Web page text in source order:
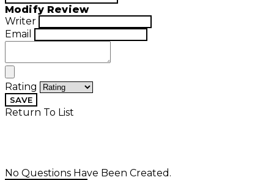
Modify Review
Writer
Email
Rating
SAVE
Return To List
No Questions Have Been Created.